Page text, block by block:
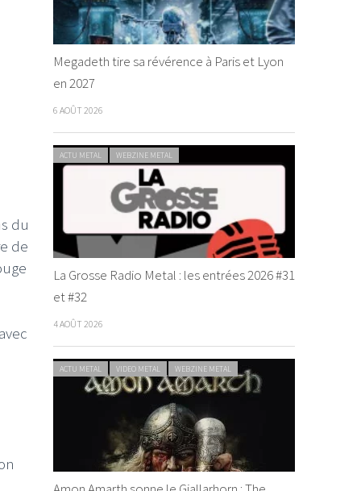
du
de
Megadeth tire sa révérence à Paris et Lyon
en 2027
6 AOÛT 2026
ACTU METAL WEBZINE METAL
La Grosse Radio Metal : les entrées 2026 #31
et #32
4 AOÛT 2026
ACTU METAL VIDEO METAL WEBZINE METAL